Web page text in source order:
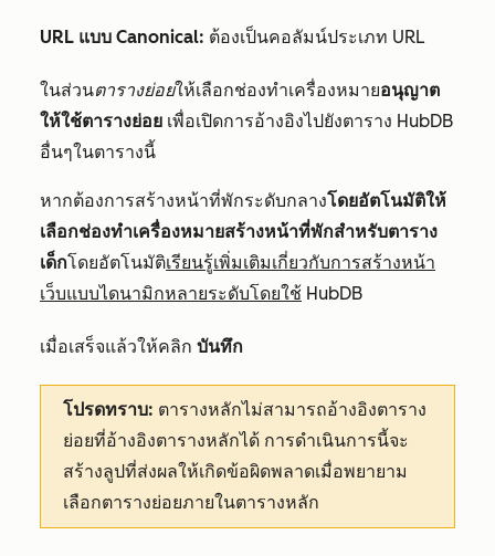
URL แบบ Canonical: ต้องเป็นคอลัมน์ประเภท URL
ในส่วนตารางย่อยให้เลือกช่องทำเครื่องหมายอนุญาต
ให้ใช้ตารางย่อย เพื่อเปิดการอ้างอิงไปยังตาราง HubDB
อื่นๆในตารางนี้
หากต้องการสร้างหน้าที่พักระดับกลางโดยอัตโนมัติให้
เลือกช่องทำเครื่องหมายสร้างหน้าที่พักสำหรับตาราง
เด็กโดยอัตโนมัติเรียนรู้เพิ่มเติมเกี่ยวกับการสร้างหน้า
เว็บแบบไดนามิกหลายระดับโดยใช้ HubDB
เมื่อเสร็จแล้วให้คลิก บันทึก
โปรดทราบ: ตารางหลักไม่สามารถอ้างอิงตาราง
ย่อยที่อ้างอิงตารางหลักได้ การดำเนินการนี้จะ
สร้างลูปที่ส่งผลให้เกิดข้อผิดพลาดเมื่อพยายาม
เลือกตารางย่อยภายในตารางหลัก